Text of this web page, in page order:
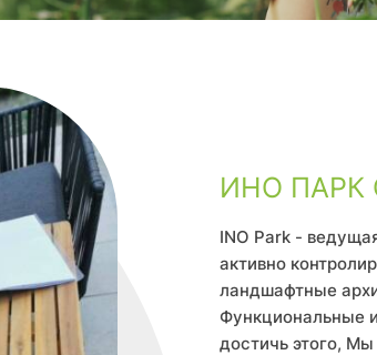
ИНО ПАРК
INO Park -
активно
ландшафтные
Функциональные
достичь этого,